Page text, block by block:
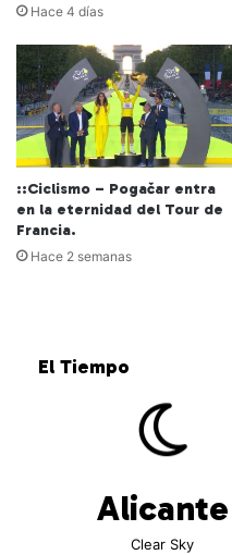
Hace 4 días
::Ciclismo – Pogačar entra
en la eternidad del Tour de
Francia.
Hace 2 semanas
El Tiempo
Alicante
Clear Sky